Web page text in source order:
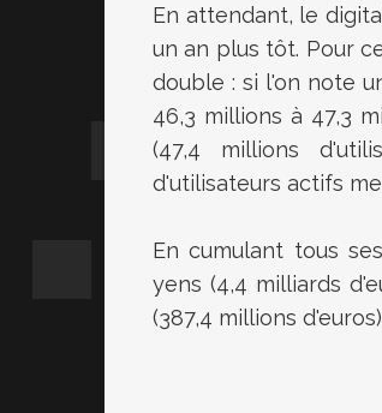
En attendant, le
un an plus tôt. Pour
double : si l'on note
46,3 millions à 47,3
(47,4 millions
d'utilisateurs actifs
En cumulant tous
yens (4,4 milliards
(387,4 millions